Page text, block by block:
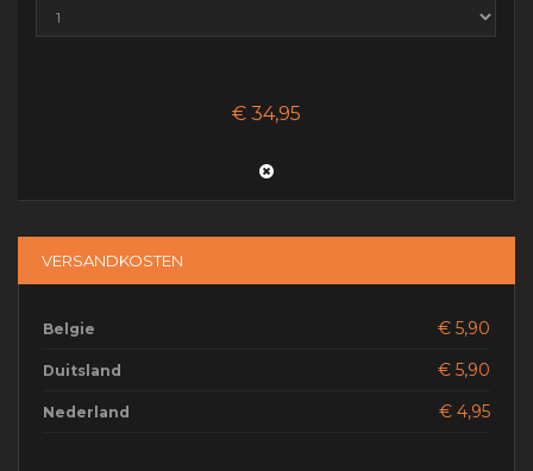
€ 34,95
VERSANDKOSTEN
Belgie € 5,90
Duitsland € 5,90
Nederland € 4,95